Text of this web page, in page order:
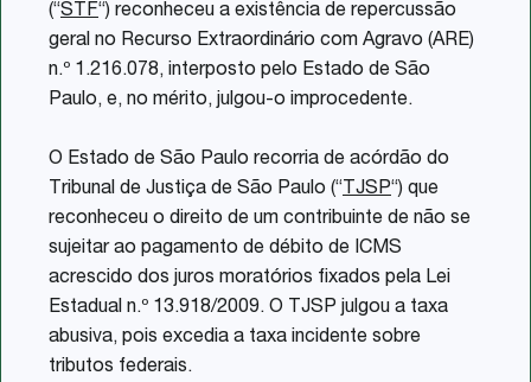
(“STF“) reconheceu a existência de repercussão
geral no Recurso Extraordinário com Agravo (ARE)
n.º 1.216.078, interposto pelo Estado de São
Paulo, e, no mérito, julgou-o improcedente.
O Estado de São Paulo recorria de acórdão do
Tribunal de Justiça de São Paulo (“ TJSP“) que
reconheceu o direito de um contribuinte de não se
sujeitar ao pagamento de débito de ICMS
acrescido dos juros moratórios fixados pela Lei
Estadual n.º 13.918/2009. O TJSP julgou a taxa
abusiva, pois excedia a taxa incidente sobre
tributos federais.